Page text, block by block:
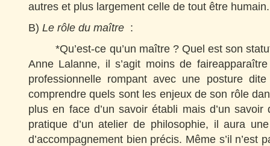
autres et plus largement celle de tout être humain.
B) Le rôle du maître :
*Qu’est-ce qu’un maître ? Quel est son statut
Anne Lalanne, il s’agit moins de
professionnelle rompant avec une posture
comprendre quels sont les enjeux de son rôle
plus en face d’un savoir établi mais d’un savoir
pratique d’un atelier de philosophie, il aura
d’accompagnement bien précis. Même s’il n’est